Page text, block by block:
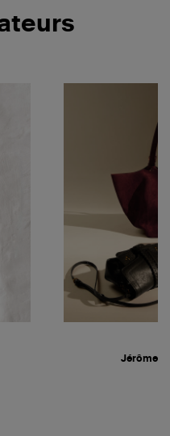
Jérôme